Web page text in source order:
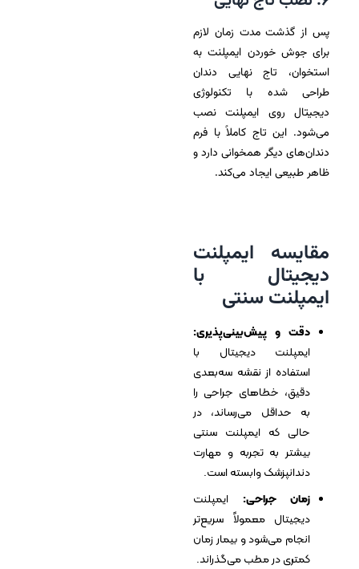
پس از گذشت مدت زمان لازم
برای جوش خوردن ایمپلنت به
استخوان، تاج نهایی دندان
طراحی شده با تکنولوژی
دیجیتال روی ایمپلنت نصب
می‌شود. این تاج کاملاً با فرم
دندان‌های دیگر همخوانی دارد و
ظاهر طبیعی ایجاد می‌کند.
مقایسه ایمپلنت
دیجیتال با
ایمپلنت سنتی
دقت و پیش‌بینی‌پذیری:
ایمپلنت دیجیتال با
استفاده از نقشه سه‌بعدی
دقیق، خطاهای جراحی را
به حداقل می‌رساند، در
حالی که ایمپلنت سنتی
بیشتر به تجربه و مهارت
دندانپزشک وابسته است.
زمان جراحی: ایمپلنت
دیجیتال معمولاً سریع‌تر
انجام می‌شود و بیمار زمان
کمتری در مطب می‌گذراند.